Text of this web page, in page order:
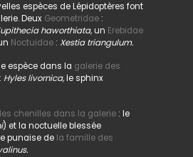
espèces de Lépidoptères font
Deux Geometridae:
haworthiata,un Erebidae
Noctuidae: Xestia triangulum.
espèce dans la galerie des
Hyles livornica,le sphinx
chenilles dans la galerie : le
) et la noctuelle blessée
punaise dela famille des